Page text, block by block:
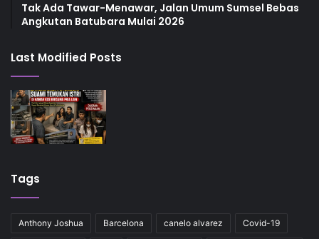
Tak Ada Tawar-Menawar, Jalan Umum Sumsel Bebas
Angkutan Batubara Mulai 2026
Last Modified Posts
Tags
Anthony Joshua Barcelona canelo alvarez Covid-19